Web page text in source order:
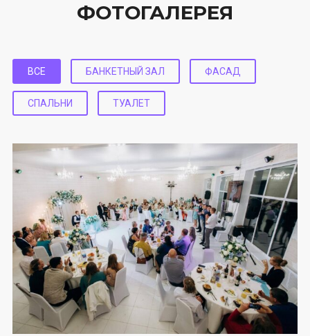
ФОТОГАЛЕРЕЯ
ВСЕ БАНКЕТНЫЙ ЗАЛ ФАСАД
СПАЛЬНИ ТУАЛЕТ